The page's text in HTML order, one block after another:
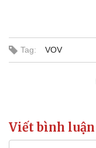
Tag: VOV
Viết bình luận